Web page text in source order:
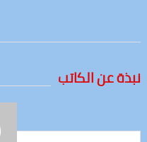
نبذة عن الكاتب